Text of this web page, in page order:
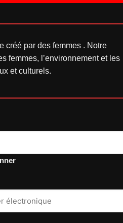
créé par des femmes . Notre
femmes, l’environnement et les
et culturels.